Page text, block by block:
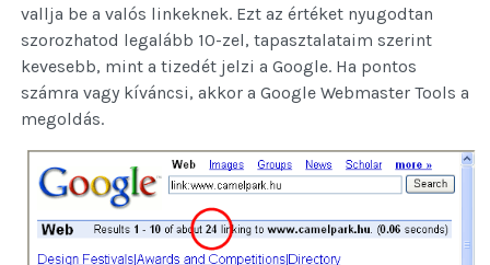
vallja be a valós linkeknek. Ezt az értéket nyugodtan
szorozhatod legalább 10-zel, tapasztalataim szerint
kevesebb, mint a tizedét jelzi a Google. Ha pontos
számra vagy kíváncsi, akkor a Google Webmaster Tools a
megoldás.